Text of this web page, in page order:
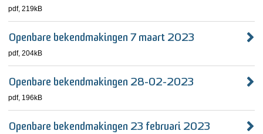
pdf, 219kB
Openbare bekendmakingen 7 maart 2023
pdf, 204kB
Openbare bekendmakingen 28-02-2023
pdf, 196kB
Openbare bekendmakingen 23 februari 2023